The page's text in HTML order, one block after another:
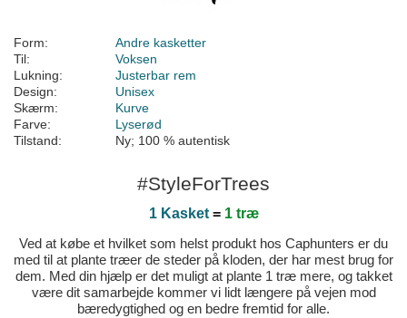
Form:
Andre kasketter
Til:
Voksen
Lukning:
Justerbar rem
Design:
Unisex
Skærm:
Kurve
Farve:
Lyserød
Tilstand:
Ny; 100 % autentisk
#StyleForTrees
1 Kasket= 1 træ
Ved at købe et hvilket som helst produkt hos Caphunters er du
med til at plante træer de steder på kloden, der har mest brug for
dem. Med din hjælp er det muligt at plante 1 træ mere, og takket
være dit samarbejde kommer vi lidt længere på vejen mod
bæredygtighed og en bedre fremtid for alle.